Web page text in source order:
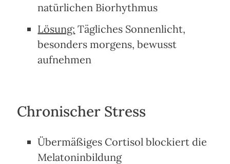
natürlichen Biorhythmus
Lösung: Tägliches Sonnenlicht,
besonders morgens, bewusst
aufnehmen
Chronischer Stress
Übermäßiges Cortisol blockiert die
Melatoninbildung